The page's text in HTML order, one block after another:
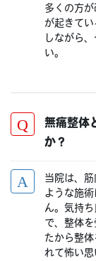
多くの方
が起きて
しながら
い。
無痛整体
か？
当院は、
ような施
ん。気持
で、整体
たから整
れて怖い思